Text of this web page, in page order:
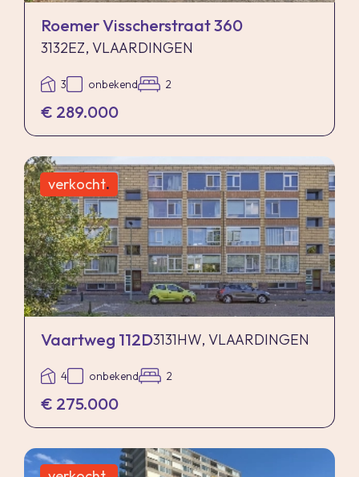
Roemer Visscherstraat 360
3132EZ, VLAARDINGEN
3 onbekend 2
€ 289.000
verkocht.
Vaartweg 112D3131HW, VLAARDINGEN
4 onbekend 2
€ 275.000